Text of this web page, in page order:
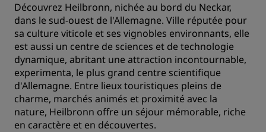
Découvrez Heilbronn, nichée au bord du Neckar,
dans le sud-ouest de l'Allemagne. Ville réputée pour
sa culture viticole et ses vignobles environnants, elle
est aussi un centre de sciences et de technologie
dynamique, abritant une attraction incontournable,
experimenta, le plus grand centre scientifique
d'Allemagne. Entre lieux touristiques pleins de
charme, marchés animés et proximité avec la
nature, Heilbronn offre un séjour mémorable, riche
en caractère et en découvertes.